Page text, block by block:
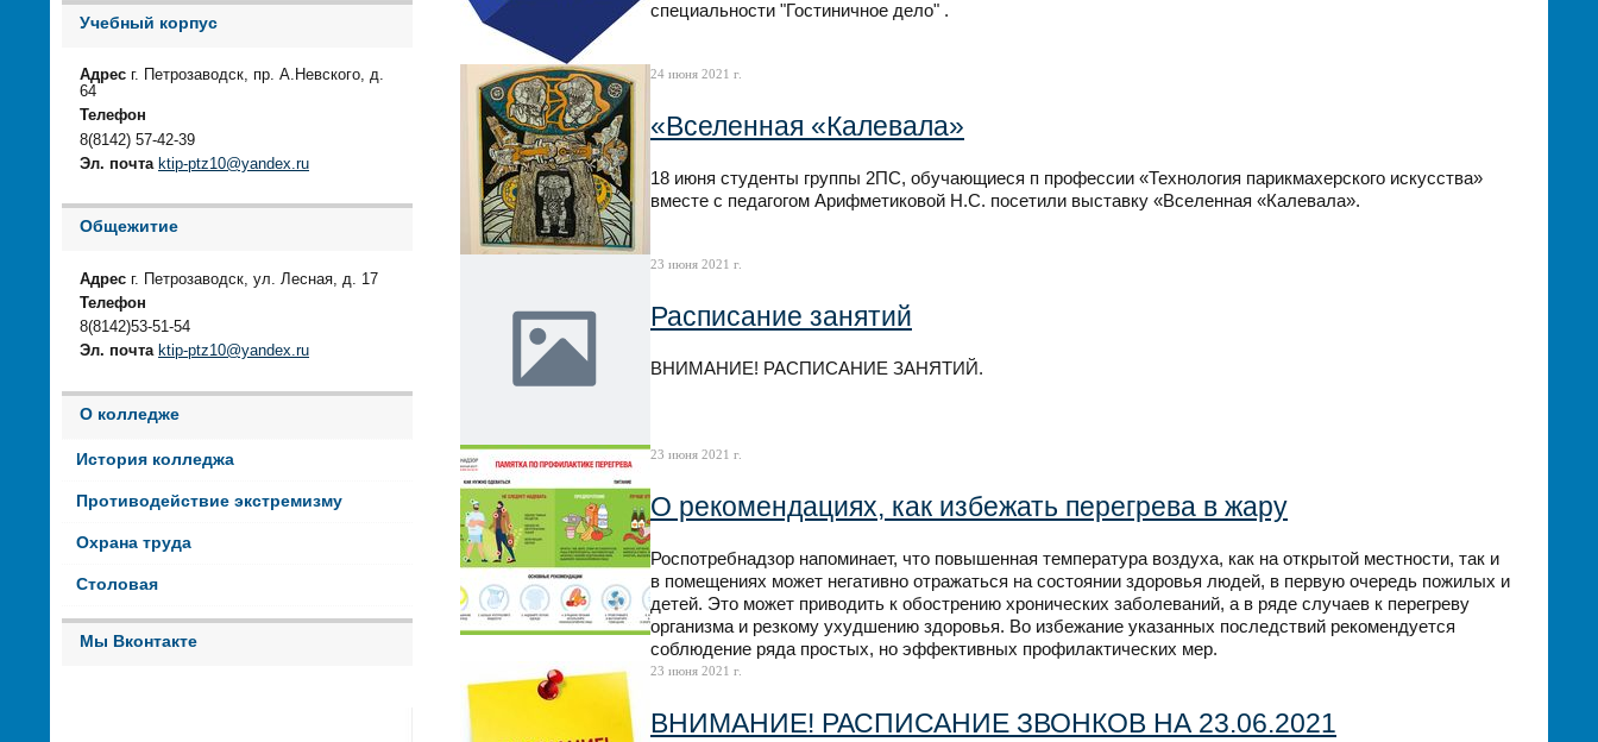
Учебный корпус
Адрес г. Петрозаводск, пр. А.Невского, д.
64
Телефон
8(8142) 57-42-39
Эл. почта ktip-ptz10@yandex.ru
Общежитие
Адрес г. Петрозаводск, ул. Лесная, д. 17
Телефон
8(8142)53-51-54
Эл. почта ktip-ptz10@yandex.ru
О колледже
История колледжа
Противодействие экстремизму
Охрана труда
Столовая
Мы Вконтакте
специальности "Гостиничное дело" .
24 июня 2021 г.
«Вселенная «Калевала»
18 июня студенты группы 2ПС, обучающиеся п профессии «Технология парикмахерского искусства»
вместе с педагогом Арифметиковой Н.С. посетили выставку «Вселенная «Калевала».
23 июня 2021 г.
Расписание занятий
ВНИМАНИЕ! РАСПИСАНИЕ ЗАНЯТИЙ.
23 июня 2021 г.
О рекомендациях, как избежать перегрева в жару
Роспотребнадзор напоминает, что повышенная температура воздуха, как на открытой местности, так и
в помещениях может негативно отражаться на состоянии здоровья людей, в первую очередь пожилых и
детей. Это может приводить к обострению хронических заболеваний, а в ряде случаев к перегреву
организма и резкому ухудшению здоровья. Во избежание указанных последствий рекомендуется
соблюдение ряда простых, но эффективных профилактических мер.
23 июня 2021 г.
ВНИМАНИЕ! РАСПИСАНИЕ ЗВОНКОВ НА 23.06.2021